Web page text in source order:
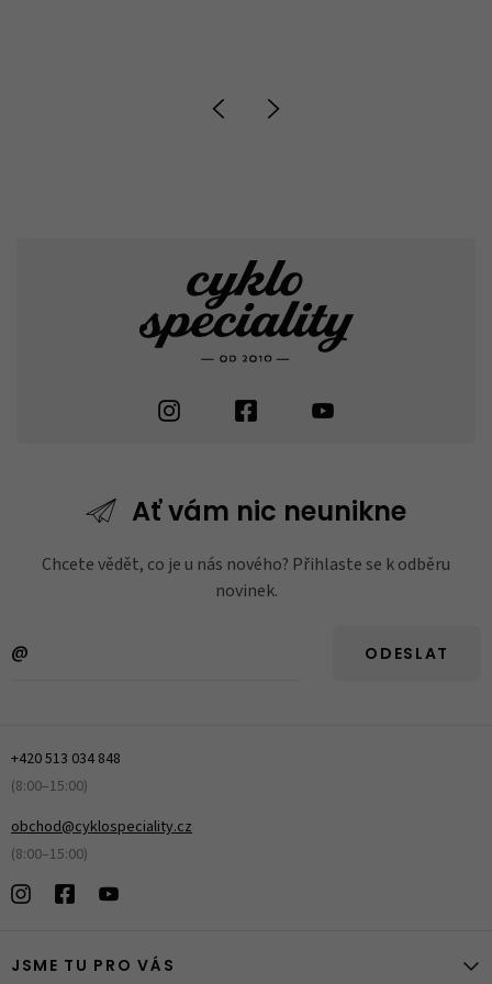
Ať vám nic neunikne
Chcete vědět, co je u nás nového? Přihlaste se k odběru
novinek.
ODESLAT
+420 513 034 848
(8:00–15:00)
obchod@cyklospeciality.cz
(8:00–15:00)
JSME TU PRO VÁS